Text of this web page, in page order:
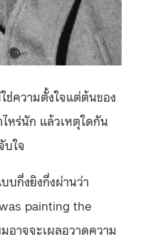
ช่ความตั้งใจแต่ต้นของ
ไหร่นัก แล้วเหตุใดกัน
บใจ
บกึ่งยิงกึ่งผ่านว่า
painting the
อาจจะเผลอวาดความ